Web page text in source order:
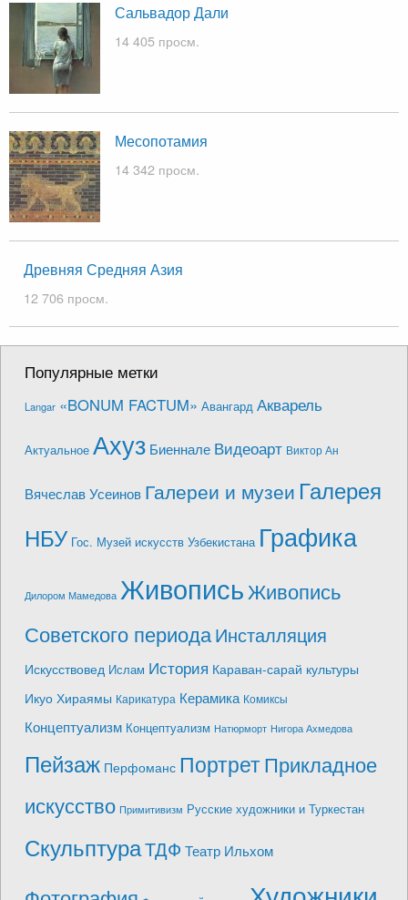
Сальвадор Дали
14 405 просм.
Месопотамия
14 342 просм.
Древняя Средняя Азия
12 706 просм.
Популярные метки
Langar «BONUM FACTUM» Авангард Акварель
Актуальное Ахуз Биеннале Видеоарт Виктор Ан
Вячеслав Усеинов Галереи и музеи Галерея
НБУ Гос. Музей искусств Узбекистана Графика
Дилором Мамедова ЖивописьЖивопись
Советского периодаИнсталляция
Искусствовед Ислам История Караван-сарай культуры
Икуо Хираямы Карикатура Керамика Комиксы
Концептуализм Концептуализм Натюрморт Нигора Ахмедова
Пейзаж Перфоманс ПортретПрикладное
искусство Примитивизм Русские художники и Туркестан
СкульптураТДФ Театр Ильхом